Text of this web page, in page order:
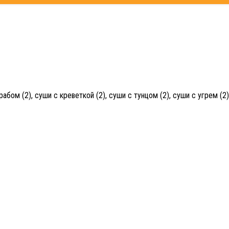
(2), суши с креветкой (2), суши с тунцом (2), суши с угрем